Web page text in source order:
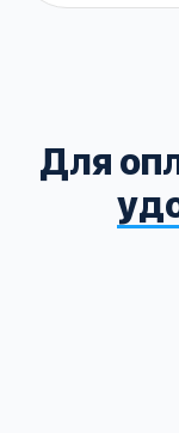
Для